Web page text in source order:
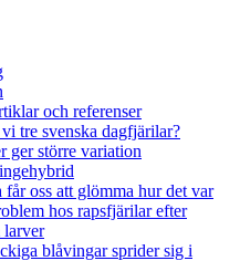
och referenser
tre svenska dagfjärilar?
ger större variation
oss att glömma hur det var
hos rapsfjärilar efter
larver
blåvingar sprider sig i